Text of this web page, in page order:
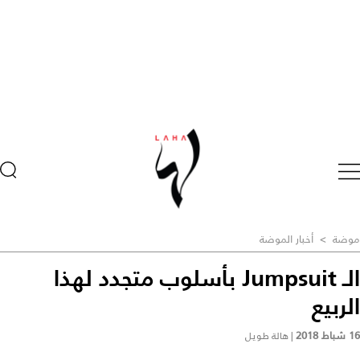
موضة > أخبار الموضة
الـ Jumpsuit بأسلوب متجدد لهذا
الربيع
16 شباط 2018 |هالة طويل